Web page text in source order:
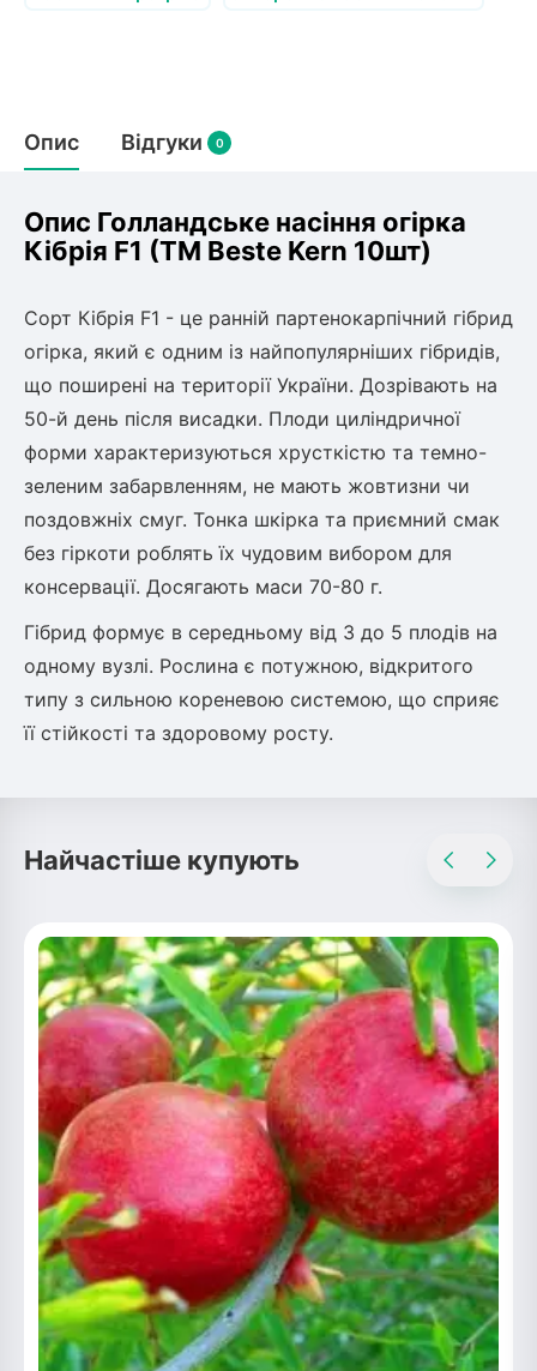
Мирт
Мушмула
Інжирний персик
Нектарин
Алича
Айва
Хурма
Шовковиця
Абрикос
Обліпиха
Диплоидная слива
Азіатська груша
Смородина
Актинідія
Ірга
Ківі
Пієріс Японський
Бересклет
Вейгела
Пухироплідник
Спірея
Азалія
Дерен
Штамбові троянди
Бузок
Жасмин (Чубушник)
Будлея
Лавровишня
Кизильник
Калина
Піраканта
Бузина
М'ята
Лаванда
Пряні трави
Очиток (седум)
Вівсяниця
Барвінок
Чемерник (морозник)
Рослини що в'ються
Гліцинія (Вістерія)
Жимолость декоративна
Плющ
Клематіс
Рубальні машини
Картоплесаджалки
Картоплекопалки
Роторні косарки
Навантажувачі
Опис Відгуки 0
Опис Голландське насіння огірка
Кібрія F1 (ТМ Beste Kern 10шт)
Сорт Кібрія F1 - це ранній партенокарпічний гібрид
огірка, який є одним із найпопулярніших гібридів,
що поширені на території України. Дозрівають на
50-й день після висадки. Плоди циліндричної
форми характеризуються хрусткістю та темно-
зеленим забарвленням, не мають жовтизни чи
поздовжніх смуг. Тонка шкірка та приємний смак
без гіркоти роблять їх чудовим вибором для
консервації. Досягають маси 70-80 г.
Гібрид формує в середньому від 3 до 5 плодів на
одному вузлі. Рослина є потужною, відкритого
типу з сильною кореневою системою, що сприяє
її стійкості та здоровому росту.
Найчастіше купують